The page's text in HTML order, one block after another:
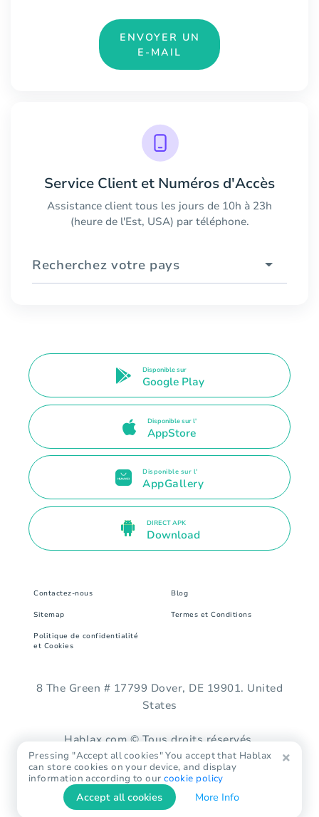
ENVOYER UN
E-MAIL
Service Client et Numéros d'Accès
Assistance client tous les jours de 10h à 23h
(heure de l'Est, USA) par téléphone.
Recherchez votre pays
Disponible sur
Google Play
Disponible sur l'
AppStore
Disponible sur l'
AppGallery
DIRECT APK
Download
Contactez-nous Blog
Sitemap Termes et Conditions
Politique de confidentialité
et Cookies
8 The Green # 17799 Dover, DE 19901. United
States
Hablax.com © Tous droits réservés.
Pressing "Accept all cookies" You accept that Hablax
can store cookies on your device, and display
information according to ourcookie policy
Accept all cookies More Info